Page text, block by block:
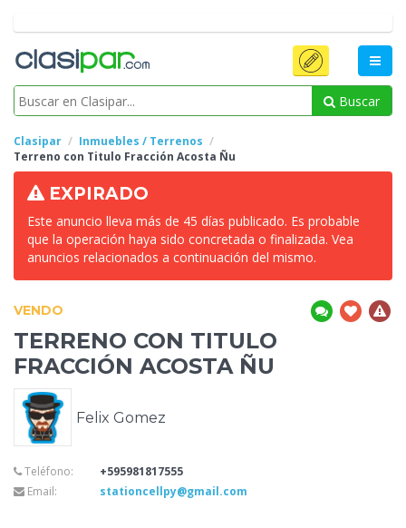
Buscar
Clasipar
Inmuebles / Terrenos
Terreno con Titulo Fracción Acosta Ñu
EXPIRADO
Este anuncio lleva más de 45 días publicado. Es probable
que la operación haya sido concretada o finalizada. Vea
anuncios relacionados a continuación del mismo.
VENDO
TERRENO CON TITULO
FRACCIÓN ACOSTA ÑU
Felix Gomez
Teléfono:
+595981817555
Email:
stationcellpy@gmail.com